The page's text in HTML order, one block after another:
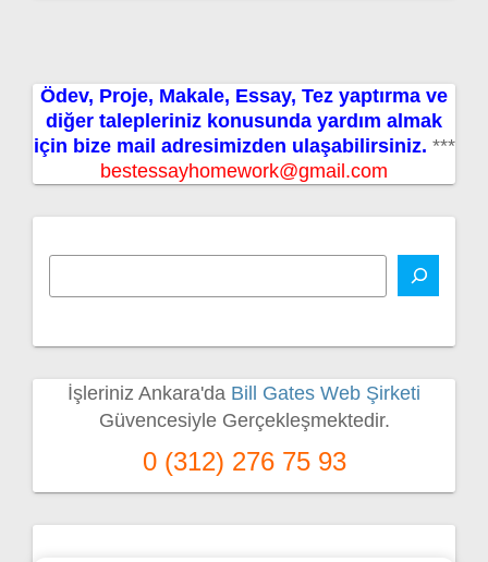
Ödev, Proje, Makale, Essay, Tez yaptırma ve
diğer talepleriniz konusunda yardım almak
için bize mail adresimizden ulaşabilirsiniz. ***
bestessayhomework@gmail.com
İşleriniz Ankara'da Bill Gates Web Şirketi
Güvencesiyle Gerçekleşmektedir.
0 (312) 276 75 93